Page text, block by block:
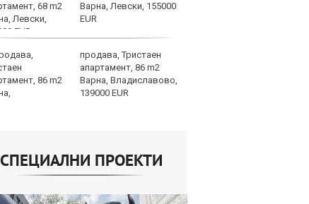
Варна, Левски, 155000
EUR
продава, Тристаен
апартамент, 86 m2
Варна, Владиславово,
139000 EUR
СПЕЦИАЛНИ ПРОЕКТИ